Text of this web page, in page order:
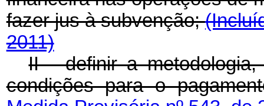
fazer jus à subvenção;
2011)
II - definir a
condições para o